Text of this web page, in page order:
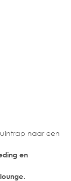
naar een
en